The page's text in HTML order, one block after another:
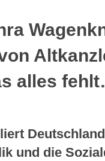
alles
und die